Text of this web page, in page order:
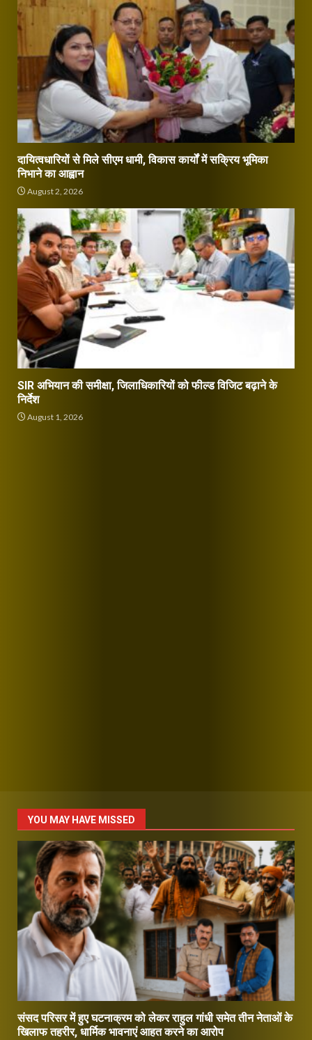
दायित्वधारियों से मिले सीएम धामी, विकास कार्यों में सक्रिय भूमिका
निभाने का आह्वान
August 2, 2026
SIR अभियान की समीक्षा, जिलाधिकारियों को फील्ड विजिट बढ़ाने के
निर्देश
August 1, 2026
YOU MAY HAVE MISSED
संसद परिसर में हुए घटनाक्रम को लेकर राहुल गांधी समेत तीन नेताओं के
खिलाफ तहरीर, धार्मिक भावनाएं आहत करने का आरोप